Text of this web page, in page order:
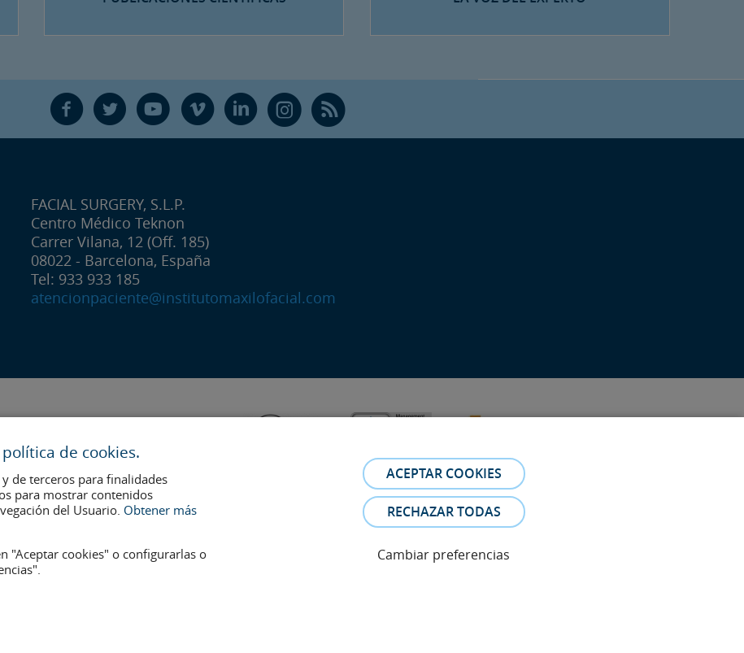
F T Y V L Ñ R
FACIAL SURGERY, S.L.P.
Centro Médico Teknon
Carrer Vilana, 12 (Off. 185)
08022 - Barcelona, España
Tel: 933 933 185
atencionpaciente@institutomaxilofacial.com
de cookies.
de terceros para finalidades
para mostrar contenidos
del Usuario. Obtener más
"Aceptar cookies" o configurarlas o
Cambiar preferencias
RECHAZAR TODAS
ACEPTAR COOKIES